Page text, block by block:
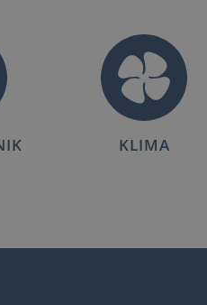
KLIMA